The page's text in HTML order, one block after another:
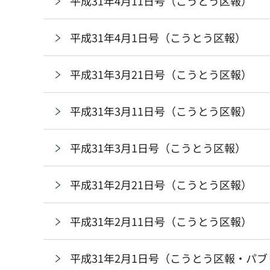
平成31年4月1日号（こうとう区報）
平成31年3月21日号（こうとう区報）
平成31年3月11日号（こうとう区報）
平成31年3月1日号（こうとう区報）
平成31年2月21日号（こうとう区報）
平成31年2月11日号（こうとう区報）
平成31年2月1日号（こうとう区報・パブ